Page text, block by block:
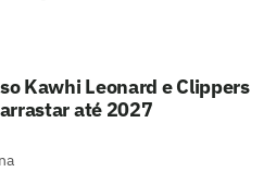
Kawhi Leonard e Clippers
até 2027